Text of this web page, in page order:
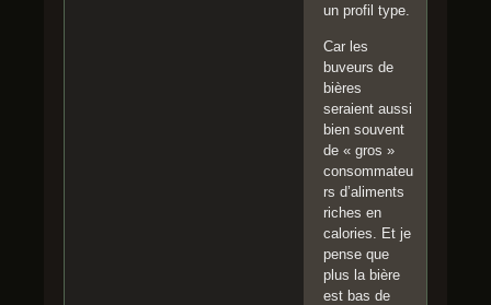
un profil type.
Car les
buveurs de
bières
seraient aussi
bien souvent
de « gros »
consommateu
rs d’aliments
riches en
calories. Et je
pense que
plus la bière
est bas de